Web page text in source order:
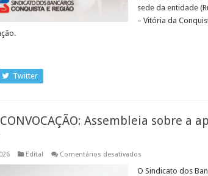
2025
sede da entidade
– Vitória da
Twitter
Assembleia sobre a
Edital Comentários desativados
DE
O Sindicato dos